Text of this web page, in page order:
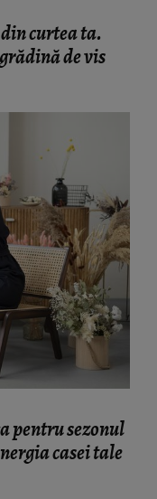
curtea ta.
de vis
pentru sezonul
casei tale